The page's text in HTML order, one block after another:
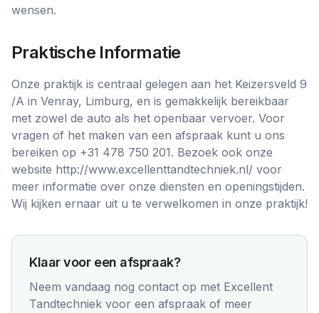
wensen.
Praktische Informatie
Onze praktijk is centraal gelegen aan het Keizersveld 9
/A in Venray, Limburg, en is gemakkelijk bereikbaar
met zowel de auto als het openbaar vervoer. Voor
vragen of het maken van een afspraak kunt u ons
bereiken op +31 478 750 201. Bezoek ook onze
website http://www.excellenttandtechniek.nl/ voor
meer informatie over onze diensten en openingstijden.
Wij kijken ernaar uit u te verwelkomen in onze praktijk!
Klaar voor een afspraak?
Neem vandaag nog contact op met Excellent
Tandtechniek voor een afspraak of meer